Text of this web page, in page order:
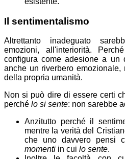
Il sentimentalismo
Altrettanto inadeguato
emozioni, all'interiorità.
configura come adesione a un
anche un riverbero emozionale,
della propria umanità.
Non si può dire di essere certi
perché lo si sente: non sarebbe
Anzitutto perché il
mentre la verità del
che uno davvero pensi
momenti in cui lo sente.